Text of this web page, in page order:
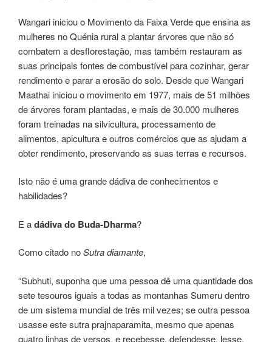
Wangari iniciou o Movimento da Faixa Verde que ensina as
mulheres no Quénia rural a plantar árvores que não só
combatem a desflorestação, mas também restauram as
suas principais fontes de combustível para cozinhar, gerar
rendimento e parar a erosão do solo. Desde que Wangari
Maathai iniciou o movimento em 1977, mais de 51 milhões
de árvores foram plantadas, e mais de 30.000 mulheres
foram treinadas na silvicultura, processamento de
alimentos, apicultura e outros comércios que as ajudam a
obter rendimento, preservando as suas terras e recursos.
Isto não é uma grande dádiva de conhecimentos e
habilidades?
E adádiva do Buda-Dharma?
Como citado noSutra diamante,
“Subhuti, suponha que uma pessoa dê uma quantidade dos
sete tesouros iguais a todas as montanhas Sumeru dentro
de um sistema mundial de três mil vezes; se outra pessoa
usasse este sutra prajnaparamita, mesmo que apenas
quatro linhas de versos, e recebesse, defendesse, lesse,